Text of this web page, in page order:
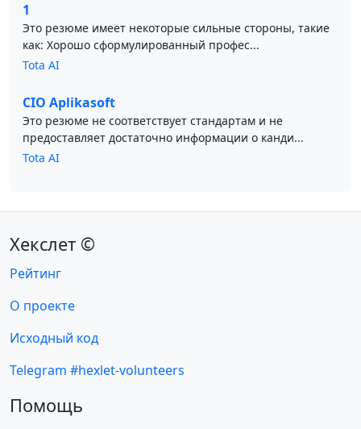
1
Это резюме имеет некоторые сильные стороны, такие
как: Хорошо сформулированный профес...
Tota AI
CIO Aplikasoft
Это резюме не соответствует стандартам и не
предоставляет достаточно информации о канди...
Tota AI
Хекслет ©
Рейтинг
О проекте
Исходный код
Telegram #hexlet-volunteers
Помощь